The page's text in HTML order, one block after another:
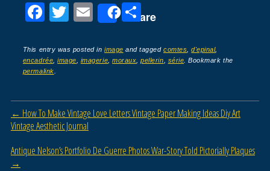
F
c
e
o
o
k
T
tt
er
E
ail
Share
P
ta
g
This entry was posted inimage and tagged comtes ,d'epinal,
encadrée ,image imagerie ,moraux ,pellerin série . Bookmark the
permalink
Post navigation
← How To Make Vintage Love Letters Vintage Paper Making Ideas Diy Art
Vintage Aesthetic Journal
Antique Nelson’s Portfolio De Guerre Photos War-Story Told Pictorially Plaques
→